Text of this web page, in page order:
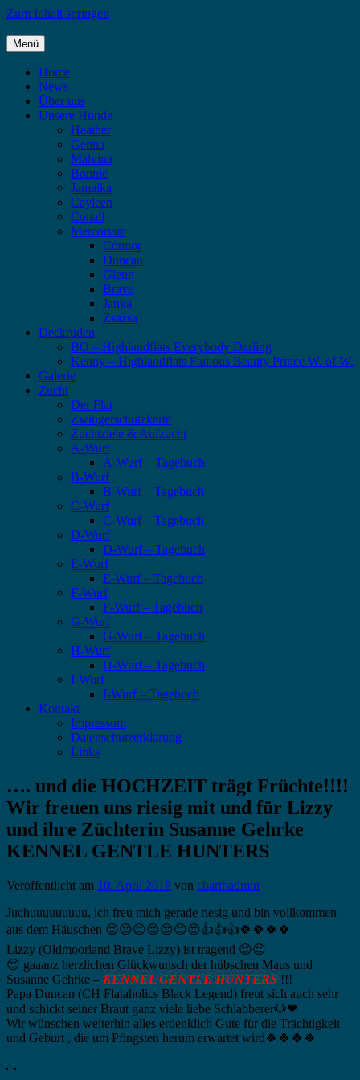
Zum Inhalt springen
Highlandflats – Flat Coated Retriever
Menü
Home
News
Über uns
Unsere Hunde
Heather
Genna
Malvina
Bonnie
Jamaika
Cayleen
Conall
Memoriam
Connor
Duncan
Glenn
Brave
Janka
Zsazsa
Deckrüden
BO – Highlandflats Everybody Darling
Kenny – Highlandflats Famous Beauty Prince W. of W.
Galerie
Zucht
Der Flat
Zwingerschutzkarte
Zuchtziele & Aufzucht
A-Wurf
A-Wurf – Tagebuch
B-Wurf
B-Wurf – Tagebuch
C-Wurf
C-Wurf – Tagebuch
D-Wurf
D-Wurf – Tagebuch
E-Wurf
E-Wurf – Tagebuch
F-Wurf
F-Wurf – Tagebuch
G-Wurf
G-Wurf – Tagebuch
H-Wurf
H-Wurf – Tagebuch
I-Wurf
I-Wurf – Tagebuch
Kontakt
Impressum
Datenschutzerklärung
Links
…. und die HOCHZEIT trägt Früchte!!!!
Wir freuen uns riesig mit und für Lizzy
und ihre Züchterin Susanne Gehrke
KENNEL GENTLE HUNTERS
Veröffentlicht am 10. April 2018 von cbarthadmin
Juchuuuuuuuuu, ich freu mich gerade riesig und bin vollkommen
aus dem Häuschen 😍😍😍😍😍😍😍👍👍👍🍀 🍀 🍀 🍀
Lizzy (Oldmoorland Brave Lizzy) ist tragend 😍😍
😍 gaaanz herzlichen Glückwunsch der hübschen Maus und
Susanne Gehrke – KENNEL GENTLE HUNTERS !!!
Papa Duncan (CH Flataholics Black Legend) freut sich auch sehr
und schickt seiner Braut ganz viele liebe Schlabberer🐶❤
Wir wünschen weiterhin alles erdenklich Gute für die Trächtigkeit
und Geburt , die um Pfingsten herum erwartet wird🍀 🍀 🍀 🍀